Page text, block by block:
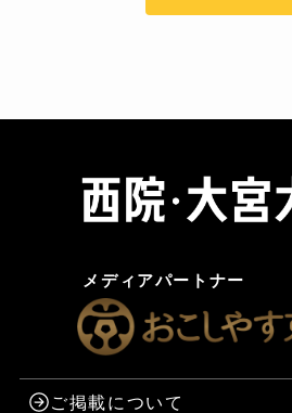
メディアパートナー
ご掲載について